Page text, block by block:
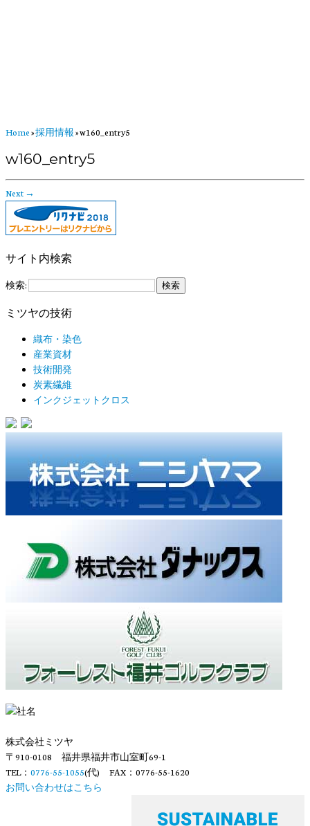
Home»採用情報»w160_entry5
w160_entry5
Next →
サイト内検索
検索:
ミツヤの技術
織布・染色
産業資材
技術開発
炭素繊維
インクジェットクロス
株式会社ミツヤ
〒910-0108 福井県福井市山室町69-1
TEL： 0776-55-1055(代) FAX：0776-55-1620
お問い合わせはこちら